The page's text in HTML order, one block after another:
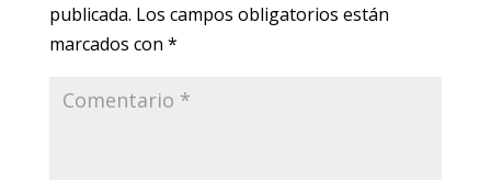
publicada. Los campos obligatorios están
marcados con *